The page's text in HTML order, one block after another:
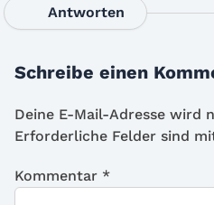
Antworten
Schreibe einen
Deine E-Mail-Adresse
Erforderliche Felder sind
Kommentar *